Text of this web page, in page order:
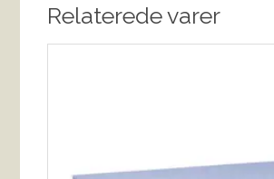
Relaterede varer